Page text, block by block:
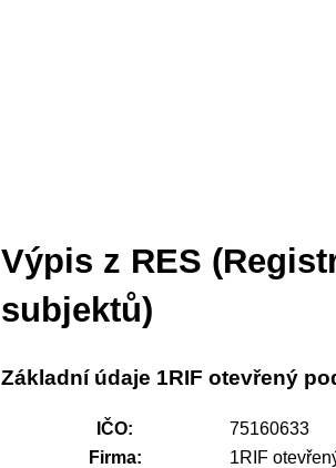
Výpis z RES
subjektů)
Základní údaje 1RIF otevřený
IČO:
75160633
Firma:
1RIF